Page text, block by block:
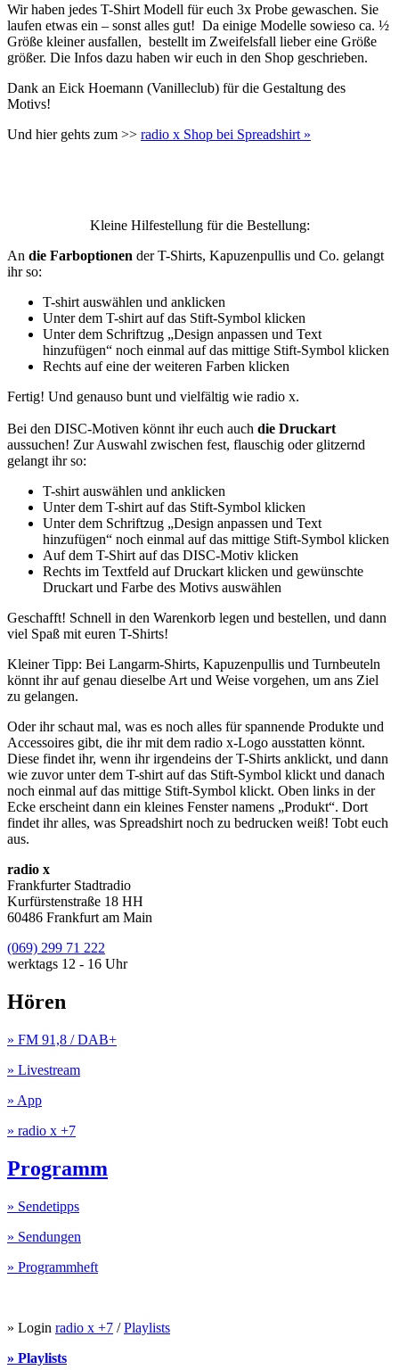
Wir haben jedes T-Shirt Modell für euch 3x Probe gewaschen. Sie
laufen etwas ein – sonst alles gut! Da einige Modelle sowieso ca. ½
Größe kleiner ausfallen, bestellt im Zweifelsfall lieber eine Größe
größer. Die Infos dazu haben wir euch in den Shop geschrieben.
Dank an Eick Hoemann (Vanilleclub) für die Gestaltung des
Motivs!
Und hier gehts zum >> radio x Shop bei Spreadshirt »
Kleine Hilfestellung für die Bestellung:
An die Farboptionen der T-Shirts, Kapuzenpullis und Co. gelangt
ihr so:
T-shirt auswählen und anklicken
Unter dem T-shirt auf das Stift-Symbol klicken
Unter dem Schriftzug „Design anpassen und Text
hinzufügen“ noch einmal auf das mittige Stift-Symbol klicken
Rechts auf eine der weiteren Farben klicken
Fertig! Und genauso bunt und vielfältig wie radio x.
Bei den DISC-Motiven könnt ihr euch auch die Druckart
aussuchen! Zur Auswahl zwischen fest, flauschig oder glitzernd
gelangt ihr so:
T-shirt auswählen und anklicken
Unter dem T-shirt auf das Stift-Symbol klicken
Unter dem Schriftzug „Design anpassen und Text
hinzufügen“ noch einmal auf das mittige Stift-Symbol klicken
Auf dem T-Shirt auf das DISC-Motiv klicken
Rechts im Textfeld auf Druckart klicken und gewünschte
Druckart und Farbe des Motivs auswählen
Geschafft! Schnell in den Warenkorb legen und bestellen, und dann
viel Spaß mit euren T-Shirts!
Kleiner Tipp: Bei Langarm-Shirts, Kapuzenpullis und Turnbeuteln
könnt ihr auf genau dieselbe Art und Weise vorgehen, um ans Ziel
zu gelangen.
Oder ihr schaut mal, was es noch alles für spannende Produkte und
Accessoires gibt, die ihr mit dem radio x-Logo ausstatten könnt.
Diese findet ihr, wenn ihr irgendeins der T-Shirts anklickt, und dann
wie zuvor unter dem T-shirt auf das Stift-Symbol klickt und danach
noch einmal auf das mittige Stift-Symbol klickt. Oben links in der
Ecke erscheint dann ein kleines Fenster namens „Produkt“. Dort
findet ihr alles, was Spreadshirt noch zu bedrucken weiß! Tobt euch
aus.
radio x
Frankfurter Stadtradio
Kurfürstenstraße 18 HH
60486 Frankfurt am Main
(069) 299 71 222
werktags 12 - 16 Uhr
Hören
» FM 91,8 / DAB+
» Livestream
» App
» radio x +7
Programm
» Sendetipps
» Sendungen
» Programmheft
» Login radio x +7 /Playlists
» Playlists